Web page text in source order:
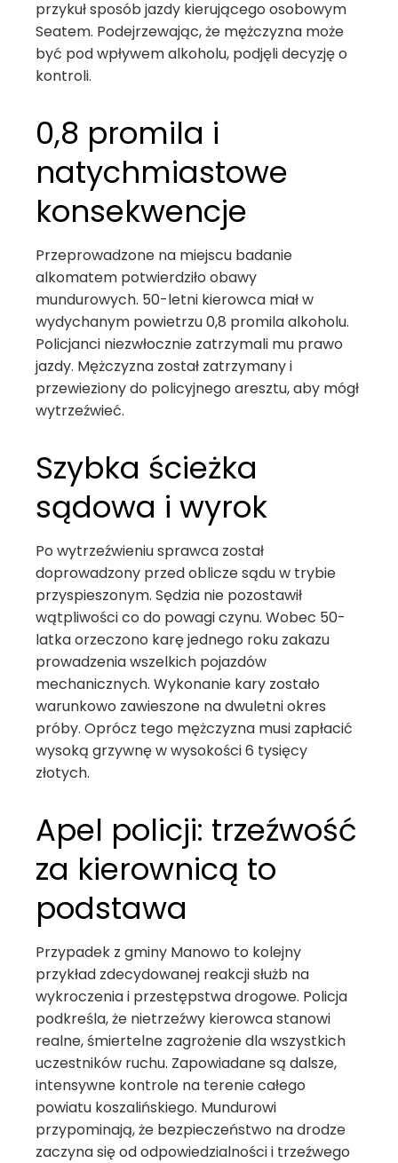
przykuł sposób jazdy kierującego osobowym
Seatem. Podejrzewając, że mężczyzna może
być pod wpływem alkoholu, podjęli decyzję o
kontroli.
0,8 promila i
natychmiastowe
konsekwencje
Przeprowadzone na miejscu badanie
alkomatem potwierdziło obawy
mundurowych. 50-letni kierowca miał w
wydychanym powietrzu 0,8 promila alkoholu.
Policjanci niezwłocznie zatrzymali mu prawo
jazdy. Mężczyzna został zatrzymany i
przewieziony do policyjnego aresztu, aby mógł
wytrzeźwieć.
Szybka ścieżka
sądowa i wyrok
Po wytrzeźwieniu sprawca został
doprowadzony przed oblicze sądu w trybie
przyspieszonym. Sędzia nie pozostawił
wątpliwości co do powagi czynu. Wobec 50-
latka orzeczono karę jednego roku zakazu
prowadzenia wszelkich pojazdów
mechanicznych. Wykonanie kary zostało
warunkowo zawieszone na dwuletni okres
próby. Oprócz tego mężczyzna musi zapłacić
wysoką grzywnę w wysokości 6 tysięcy
złotych.
Apel policji: trzeźwość
za kierownicą to
podstawa
Przypadek z gminy Manowo to kolejny
przykład zdecydowanej reakcji służb na
wykroczenia i przestępstwa drogowe. Policja
podkreśla, że nietrzeźwy kierowca stanowi
realne, śmiertelne zagrożenie dla wszystkich
uczestników ruchu. Zapowiadane są dalsze,
intensywne kontrole na terenie całego
powiatu koszalińskiego. Mundurowi
przypominają, że bezpieczeństwo na drodze
zaczyna się od odpowiedzialności i trzeźwego